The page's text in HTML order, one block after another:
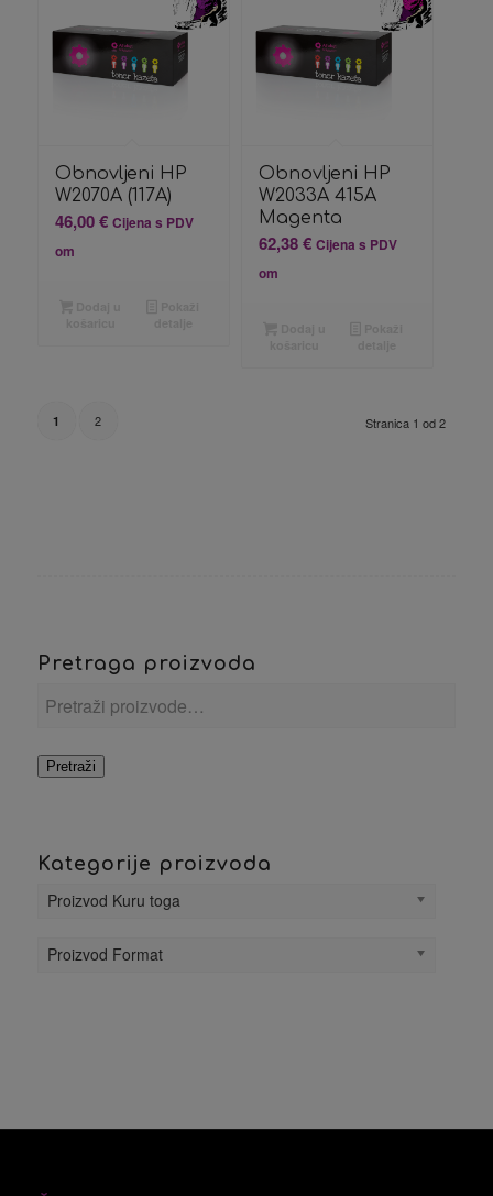
Obnovljeni HP
W2070A (117A)
46,00€ Cijena s PDV
om
Obnovljeni HP
W2033A 415A
Magenta
62,38€ Cijena s PDV
om
Stranica 1 od 2
1 2
Pretraga proizvoda
Pretraži
Kategorije proizvoda
Proizvod Kuru toga
Proizvod Format